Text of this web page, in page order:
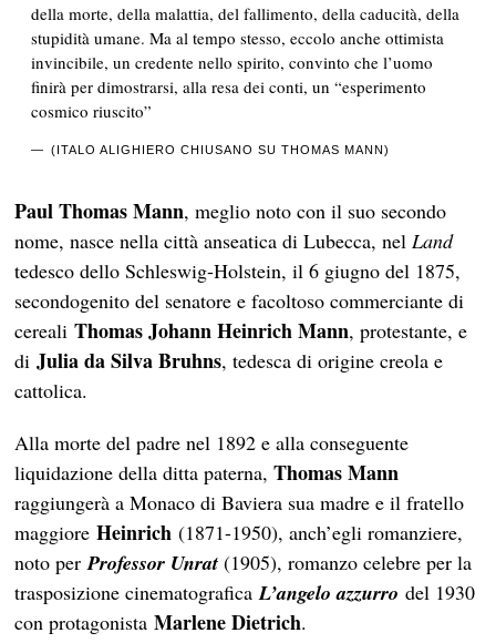
della morte, della malattia, del fallimento, della caducità, della
stupidità umane. Ma al tempo stesso, eccolo anche ottimista
invincibile, un credente nello spirito, convinto che l’uomo
finirà per dimostrarsi, alla resa dei conti, un “esperimento
cosmico riuscito”
(ITALO ALIGHIERO CHIUSANO SU THOMAS MANN)
Paul Thomas Mann, meglio noto con il suo secondo
nome, nasce nella città anseatica di Lubecca, nelLand
tedesco dello Schleswig-Holstein, il 6 giugno del 1875,
secondogenito del senatore e facoltoso commerciante di
cerealiThomas Johann Heinrich Mann, protestante, e
diJulia da Silva Bruhns, tedesca di origine creola e
cattolica.
Alla morte del padre nel 1892 e alla conseguente
liquidazione della ditta paterna,Thomas Mann
raggiungerà a Monaco di Baviera sua madre e il fratello
maggioreHeinrich (1871-1950), anch’egli romanziere,
noto perProfessor Unrat (1905), romanzo celebre per la
trasposizione cinematograficaL’angelo azzurro del 1930
con protagonistaMarlene Dietrich.